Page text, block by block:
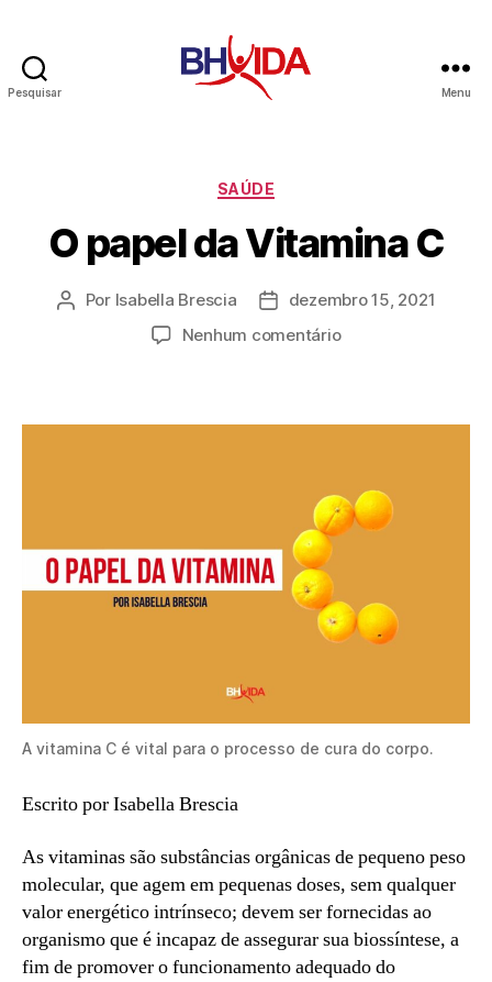
Pesquisar Menu
Categorias
SAÚDE
O papel da Vitamina C
Autor
Por Isabella Brescia
Datadezembro 15, 2021
Nenhum comentárioem
Vitamina
A vitamina C é vital para o processo de cura do corpo.
Escrito por Isabella Brescia
As vitaminas são substâncias orgânicas de pequeno peso
molecular, que agem em pequenas doses, sem qualquer
valor energético intrínseco; devem ser fornecidas ao
organismo que é incapaz de assegurar sua biossíntese, a
fim de promover o funcionamento adequado do